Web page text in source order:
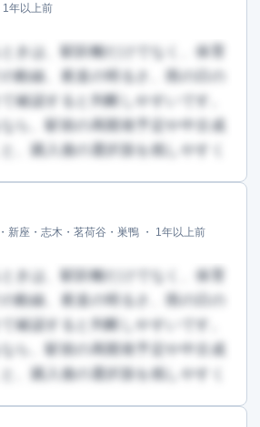
1年以上前
きは、駅距離だけでなく、保育
動線、夜道の明るさ、雨の日の
確認すると判断しやすいです。
ら、駅前の再開発予定や中古成
、購入後の選択肢を残しやすく
員登録が必要です
文字）
新座・志木・茗荷谷・巣鴨 ・ 1年以上前
きは、駅距離だけでなく、保育
動線、夜道の明るさ、雨の日の
確認すると判断しやすいです。
ら、駅前の再開発予定や中古成
、購入後の選択肢を残しやすく